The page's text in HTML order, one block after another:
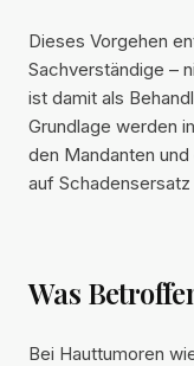
Dieses Vorgehen
Sachverständige –
ist damit als
Grundlage werden
den Mandanten
auf
Was
Bei Hauttumoren